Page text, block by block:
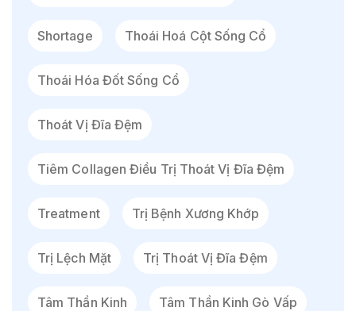
Shortage Thoái Hoá Cột Sống Cổ
Thoái Hóa Đốt Sống Cổ
Thoát Vị Đĩa Đệm
Tiêm Collagen Điều Trị Thoát Vị Đĩa Đệm
Treatment Trị Bệnh Xương Khớp
Trị Lệch Mặt Trị Thoát Vị Đĩa Đệm
Tâm Thần Kinh Tâm Thần Kinh Gò Vấp